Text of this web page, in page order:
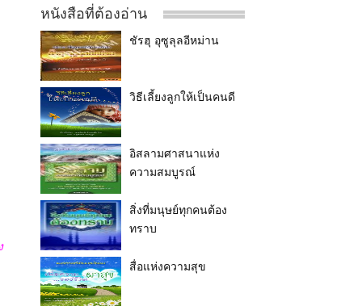
หนังสือที่ต้องอ่าน
ชัรฮุ อุซูลุลอีหม่าน
วิธีเลี้ยงลูกให้เป็นคนดี
อิสลามศาสนาแห่ง
ความสมบูรณ์
สิ่งที่มนุษย์ทุกคนต้อง
ทราบ
สื่อแห่งความสุข